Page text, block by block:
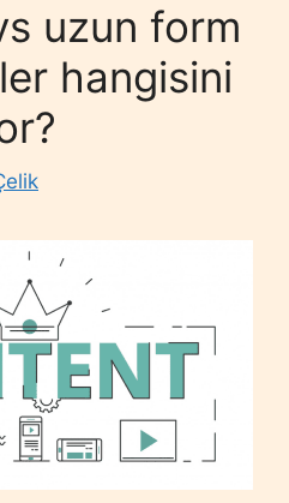
uzun form
hangisini